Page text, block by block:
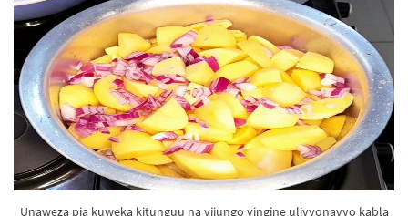
Unaweza pia kuweka kitunguu na viiungo vingine ulivyonavyo kabla